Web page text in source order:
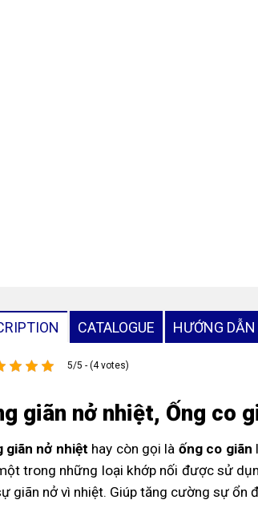
CATALOGUE HƯỚNG
5/5 - (4 votes)
giãn nở nhiệt, Ống co
giãn nở nhiệthay còn gọi là ống co giãn
trong những loại khớp nối được sử
giãn nở vì nhiệt. Giúp tăng cường sự ổn